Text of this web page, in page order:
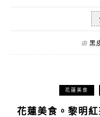
由 黑
花蓮美食
花蓮美食。黎明